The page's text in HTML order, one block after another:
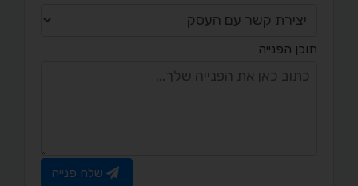
תוכן הפנייה
שלח פנייה